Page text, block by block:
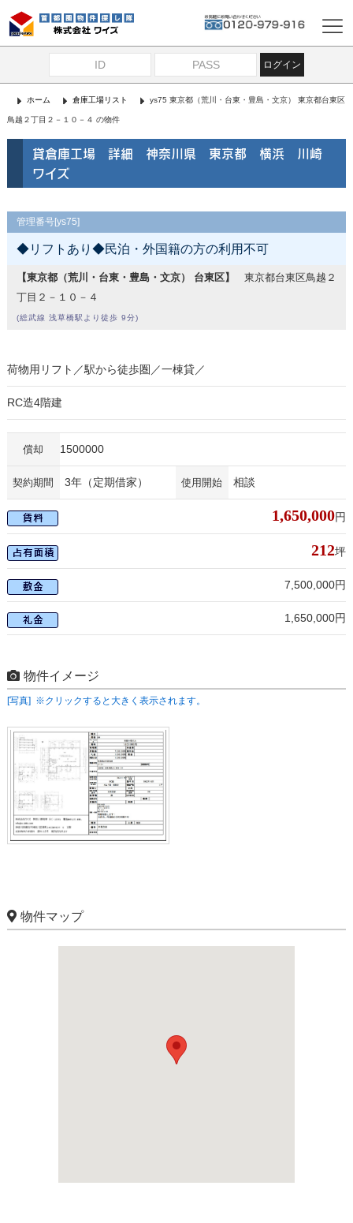
ログイン
ホーム 倉庫工場リスト ys75 東京都（荒川・台東・豊島・文京） 東京都台東区
鳥越２丁目２－１０－４ の物件
貸倉庫工場 詳細 神奈川県 東京都 横浜 川崎
ワイズ
管理番号[ys75]
◆リフトあり◆民泊・外国籍の方の利用不可
【東京都（荒川・台東・豊島・文京） 台東区】
東京都台東区鳥越２
丁目２－１０－４
(総武線 浅草橋駅より徒歩 9分)
荷物用リフト／駅から徒歩圏／一棟貸／
RC造4階建
償却 1500000
契約期間 3年（定期借家） 使用開始 相談
1,650,000円
212坪
7,500,000円
1,650,000円
物件イメージ
[写真] ※クリックすると大きく表示されます。
物件マップ